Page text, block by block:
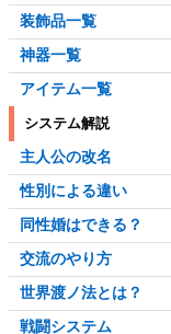
装飾品一覧
神器一覧
アイテム一覧
システム解説
主人公の改名
性別による違い
同性婚はできる？
交流のやり方
世界渡ノ法とは？
戦闘システム